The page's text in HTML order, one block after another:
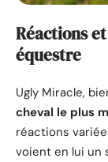
Réactions
équestre
Ugly Miracle,
cheval le plus
réactions
voient en lui un